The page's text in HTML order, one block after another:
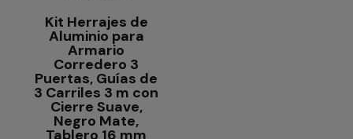
Kit Herrajes de
Aluminio para
Armario
Corredero 3
Puertas, Guías de
3 Carriles 3 m con
Cierre Suave,
Negro Mate,
Tablero 16 mm